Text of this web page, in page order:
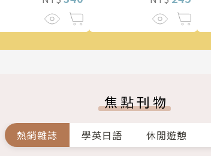
焦點刊物
熱銷雜誌 學英日語 休閒遊憩